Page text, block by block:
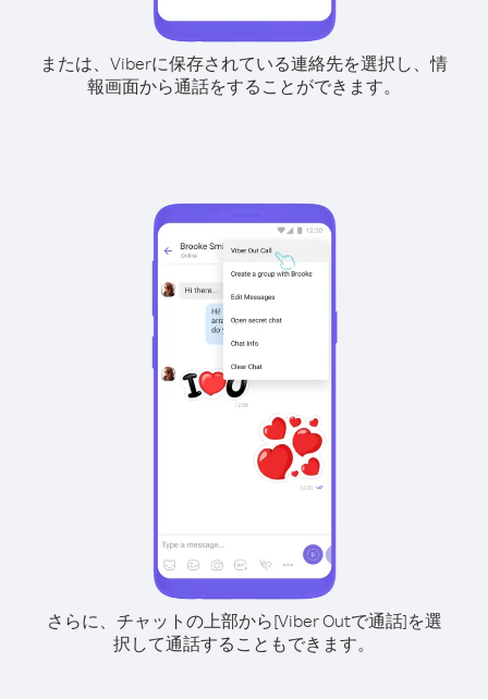
または、Viberに保存されている連絡先を選択し、情
報画面から通話をすることができます。
さらに、チャットの上部から[Viber Outで通話]を選
択して通話することもできます。